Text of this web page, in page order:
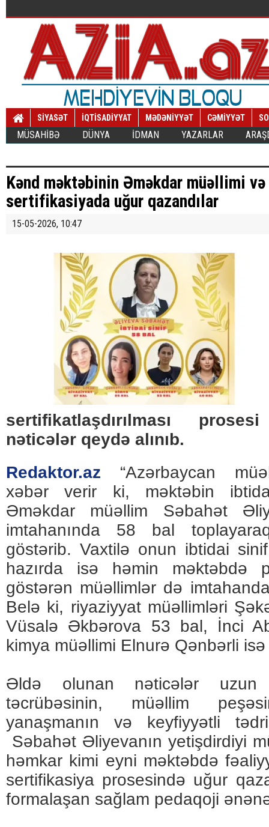
SİYASƏT İQTİSADİYYAT MƏDƏNİYYƏT CƏMİYYƏT
MÜSAHİBƏ DÜNYA İDMAN YAZARLAR
Kənd məktəbinin Əməkdar müəllimi
sertifikasiyada uğur qazandılar
15-05-2026, 10:47
sertifikatlaşdırılması
nəticələr qeydə alınıb.
Redaktor.az
“Azərbaycan
xəbər verir ki, məktəbin
Əməkdar müəllim Səbahət
imtahanında 58 bal
göstərib. Vaxtilə onun ibtidai
hazırda isə həmin məktəbdə
göstərən müəllimlər də
Belə ki, riyaziyyat müəllimləri
Vüsalə Əkbərova 53 bal, İnci
kimya müəllimi Elnurə Qənbərli
Əldə olunan nəticələr uzun
təcrübəsinin, müəllim
yanaşmanın və keyfiyyətli
Səbahət Əliyevanın yetişdirdiyi
həmkar kimi eyni məktəbdə
sertifikasiya prosesində uğur
formalaşan sağlam pedaqoji